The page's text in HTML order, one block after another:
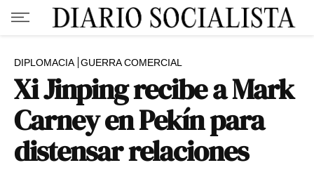
DIPLOMACIA GUERRA COMERCIAL
Xi Jinping recibe a Mark
Carney en Pekín para
distensar relaciones